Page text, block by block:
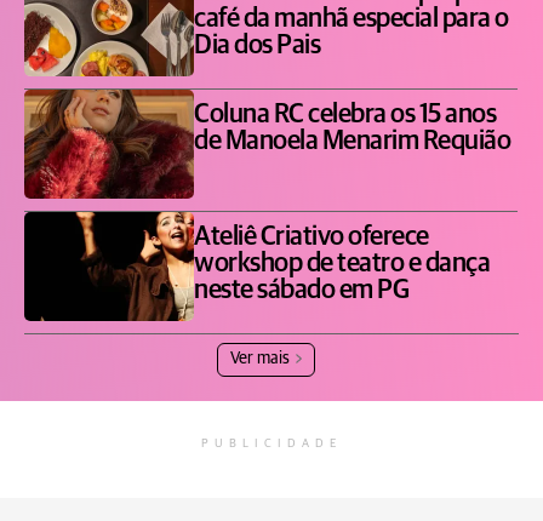
café da manhã especial para o
Dia dos Pais
Coluna RC celebra os 15 anos
de Manoela Menarim Requião
Ateliê Criativo oferece
workshop de teatro e dança
neste sábado em PG
Ver mais
PUBLICIDADE